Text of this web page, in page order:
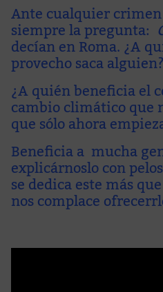
Ante cualquier crimen
siempre la pregunta:
decían en Roma. ¿A
provecho saca alguien?
¿A quién beneficia el
cambio climático que
que sólo ahora
Beneficia a mucha
explicárnoslo con
se dedica este más
nos complace